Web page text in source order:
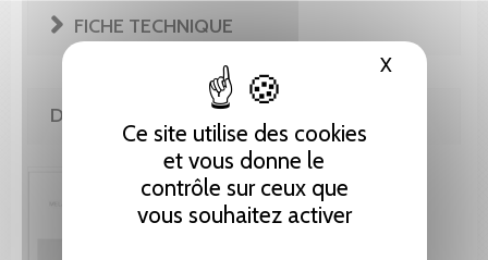
Ce site utilise des cookies
et vous donne le
contrôle sur ceux que
vous souhaitez activer
XMasquer
FICHE TECHNIQUE
DE LA MÊME COLLECTION